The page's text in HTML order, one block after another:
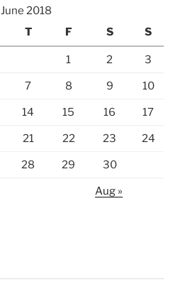
June 2018
T F S S
1 2 3
7 8 9 10
14 15 16 17
21 22 23 24
28 29 30
Aug »